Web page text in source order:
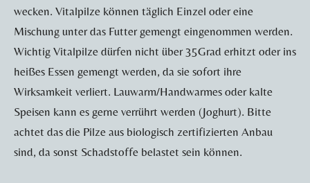
wecken. Vitalpilze können täglich Einzel oder eine
Mischung unter das Futter gemengt eingenommen werden.
Wichtig Vitalpilze dürfen nicht über 35Grad erhitzt oder ins
heißes Essen gemengt werden, da sie sofort ihre
Wirksamkeit verliert. Lauwarm/Handwarmes oder kalte
Speisen kann es gerne verrührt werden (Joghurt). Bitte
achtet das die Pilze aus biologisch zertifizierten Anbau
sind, da sonst Schadstoffe belastet sein können.